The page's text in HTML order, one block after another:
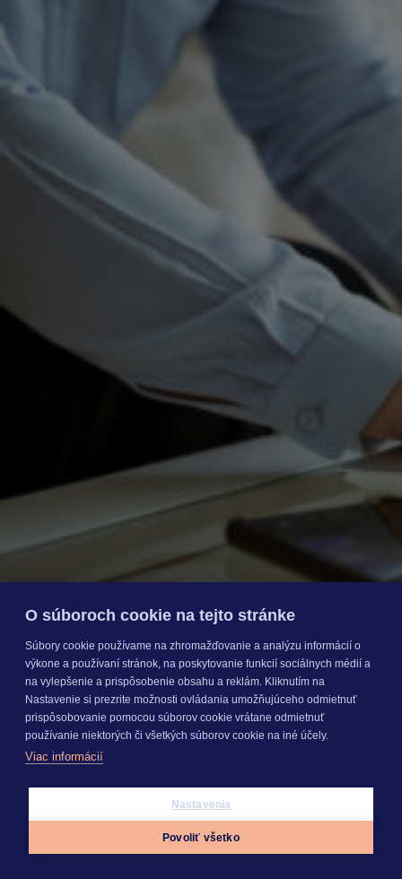
16. 07. 2026
Krok k digitalizácii: Prečo
meníme prihlasovanie do
O súboroch cookie na tejto stránke
Súbory cookie používame na zhromažďovanie a analýzu informácií o
výkone a používaní stránok, na poskytovanie funkcií sociálnych médií a
na vylepšenie a prispôsobenie obsahu a reklám. Kliknutím na
Nastavenie si prezrite možnosti ovládania umožňujúceho odmietnuť
prispôsobovanie pomocou súborov cookie vrátane odmietnuť
používanie niektorých či všetkých súborov cookie na iné účely.
Viac informácií
Nastavenia
Povoliť všetko